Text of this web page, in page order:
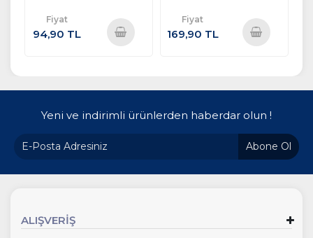
Fiyat
94,90 TL
Fiyat
169,90 TL
Yeni ve indirimli ürünlerden haberdar olun !
Abone Ol
ALIŞVERİŞ